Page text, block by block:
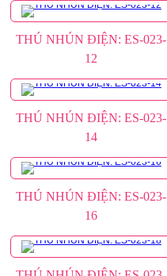
THÚ NHÚN ĐIỆN: ES-023-
12
THÚ NHÚN ĐIỆN: ES-023-
14
THÚ NHÚN ĐIỆN: ES-023-
16